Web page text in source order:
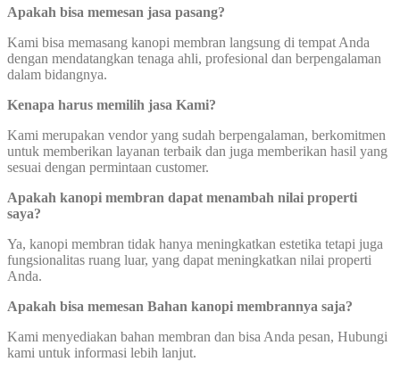
Apakah bisa memesan jasa pasang?
Kami bisa memasang kanopi membran langsung di tempat Anda
dengan mendatangkan tenaga ahli, profesional dan berpengalaman
dalam bidangnya.
Kenapa harus memilih jasa Kami?
Kami merupakan vendor yang sudah berpengalaman, berkomitmen
untuk memberikan layanan terbaik dan juga memberikan hasil yang
sesuai dengan permintaan customer.
Apakah kanopi membran dapat menambah nilai properti
saya?
Ya, kanopi membran tidak hanya meningkatkan estetika tetapi juga
fungsionalitas ruang luar, yang dapat meningkatkan nilai properti
Anda.
Apakah bisa memesan Bahan kanopi membrannya saja?
Kami menyediakan bahan membran dan bisa Anda pesan, Hubungi
kami untuk informasi lebih lanjut.